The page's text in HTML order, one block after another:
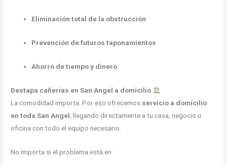
Eliminación total de la obstrucción
Prevención de futuros taponamientos
Ahorro de tiempo y dinero
Destapa cañerías en San Angel a domicilio
La comodidad importa. Por eso ofrecemos servicio a domicilio
en toda San Angel , llegando directamente a tu casa, negocio u
oficina con todo el equipo necesario.
No importa si el problema está en: